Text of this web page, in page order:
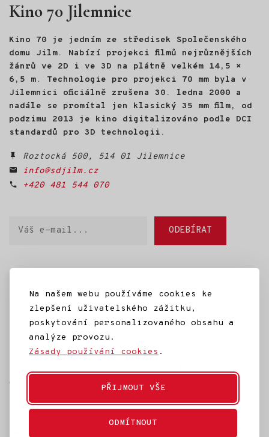
Na našem webu používáme cookies ke
zlepšení uživatelského zážitku,
poskytování personalizovaného obsahu a
analýze provozu.
Zásady používání cookies .
PŘIJMOUT VŠE
ODMÍTNOUT
a manažerskou práci. Právě
tehdy se ocitl na životní
dál, našel na nečekaném
místě: ve světě divokých
hus. Na Velikonoce roku 2022
se mu vylíhlo osm housat.
Půl roku s nimi žil, učil je
poznávat svět a nakonec
s nimi létal na rogale nad
Českým rájem. Z této
zkušenosti vznikl HUSOPAS -
o husách, o člověku
a o návratu k sobě.
Kino 70 Jilemnice
Kino 70 je jedním ze středisek Společenského
domu Jilm. Nabízí projekci filmů nejrůznějších
žánrů ve 2D i ve 3D na plátně velkém 14,5 ×
6,5 m. Technologie pro projekci 70 mm byla v
Jilemnici oficiálně zrušena 30. ledna 2000 a
nadále se promítal jen klasický 35 mm film, od
podzimu 2013 je kino digitalizováno podle DCI
standardů pro 3D technologii.
Roztocká 500, 514 01 Jilemnice
info@sdjilm.cz
+420 481 544 070
ODEBÍRAT
SD Jilm Kino 70
Městská knihovna
IC Jilemnice
Projekty SD Jilm
Články
Kontakt
Ochrana osobních údajů
Rozpočet